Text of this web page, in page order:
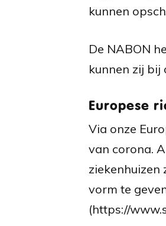
kunnen
De NABON
kunnen zij bij
Europese
Via onze
van corona.
vorm te
(https://